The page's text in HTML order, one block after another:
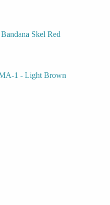
Skel Red